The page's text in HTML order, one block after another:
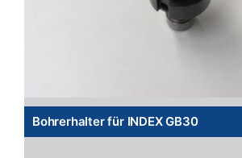
Bohrerhalter für INDEX GB30